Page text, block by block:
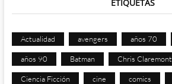
ETIQUETAS
Actualidad avengers años 70
años 90 Batman Chris Claremont
Ciencia Ficción cine comics